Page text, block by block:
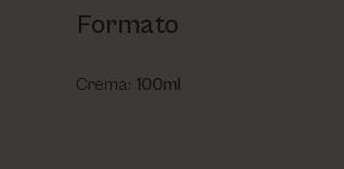
Formato
Crema: 100ml